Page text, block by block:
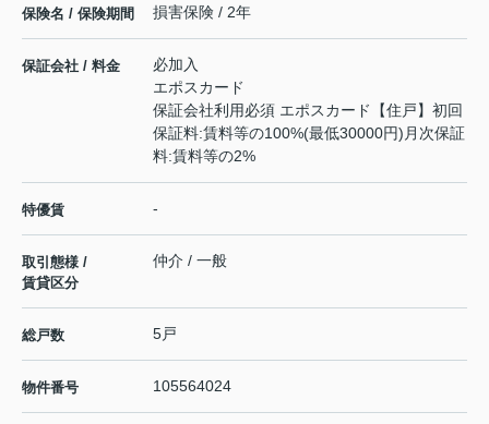
保険名 / 保険期間 損害保険 / 2年
保証会社 / 料金
必加入
エポスカード
保証会社利用必須 エポスカード【住戸】初回
保証料:賃料等の100%(最低30000円)月次保証
料:賃料等の2%
特優賃 -
取引態様 /
賃貸区分
仲介 / 一般
総戸数 5戸
物件番号 105564024